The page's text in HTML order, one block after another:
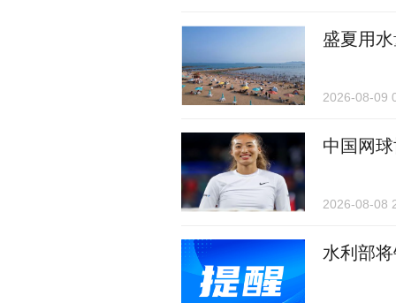
盛夏用水
2026-08-09
中国网
2026-08-08
水利部